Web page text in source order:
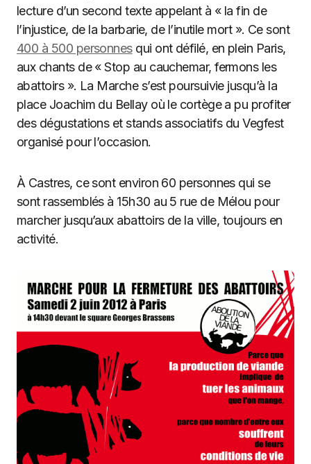
lecture d’un second texte appelant à « la fin de
l’injustice, de la barbarie, de l’inutile mort ». Ce sont
400 à 500 personnesqui ont défilé, en plein Paris,
aux chants de « Stop au cauchemar, fermons les
abattoirs ». La Marche s’est poursuivie jusqu’à la
place Joachim du Bellay où le cortège a pu profiter
des dégustations et stands associatifs du Vegfest
organisé pour l’occasion.
À Castres, ce sont environ 60 personnes qui se
sont rassemblés à 15h30 au 5 rue de Mélou pour
marcher jusqu’aux abattoirs de la ville, toujours en
activité.